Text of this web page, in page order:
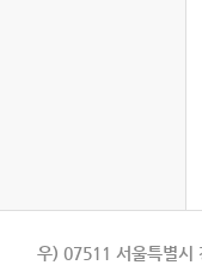
우) 07511 서울특별시